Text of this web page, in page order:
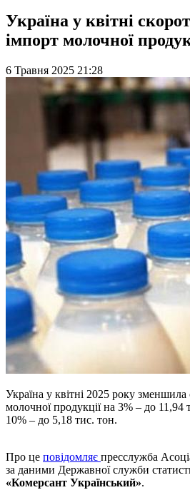
Україна у квітні
імпорт молочної
6 Травня 2025 21:28
Україна у квітні 2025 року зменшила
молочної продукції на 3% – до 11,94
10% – до 5,18 тис. тон.
Про це повідомляє пресслужба
за даними Державної служби
«Комерсант Український».